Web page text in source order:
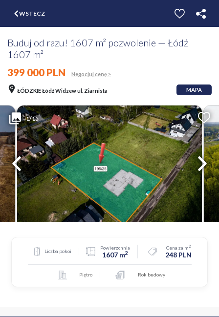
WSTECZ
Buduj od razu! 1607 m² pozwolenie — Łódź
1607 m²
399 000 PLN
Negocjuj cenę >
ŁÓDZKIE Łódź Widzew ul. Ziarnista MAPA
1/15
Liczba pokoi
Powierzchnia
1607 m2
Cena za m2
248 PLN
Piętro Rok budowy